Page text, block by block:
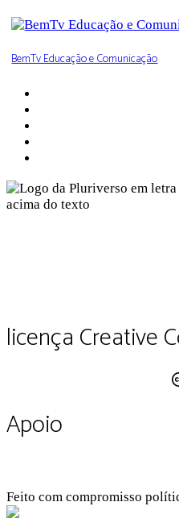
BemTv Educação e Comunicação
licença Creative
Apoio
Feito com compromisso